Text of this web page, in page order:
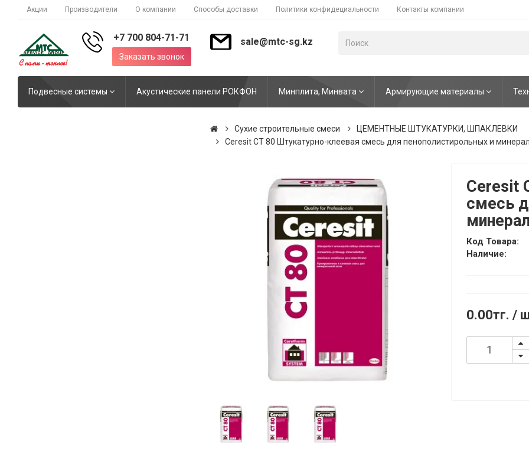
Акции Производители О компании Способы доставки Политики конфидециальности Контакты компании
+7 700 804-71-71
Заказать звонок
sale@mtc-sg.kz
Подвесные системы Акустические панели РОКФОН Минплита, Минвата Армирующие материалы
Сухие строительные смеси
ЦЕМЕНТНЫЕ ШТУКАТУРКИ, ШПАКЛЕВКИ
Ceresit CT 80 Штукатурно-клеевая смесь для пенополистирольных и
Ceresit
смесь
Код Товара:
Наличие:
0.00тг. /